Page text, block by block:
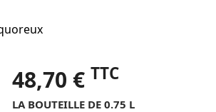
48,70 € TTC
LA BOUTEILLE DE 0.75 L